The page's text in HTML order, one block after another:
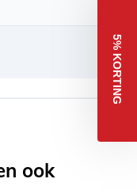
ook
5% KORTING